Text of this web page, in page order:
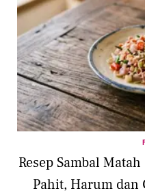
Resep Sambal
Pahit, Harum dan